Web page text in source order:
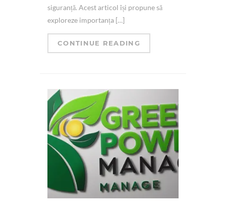
siguranță. Acest articol își propune să
exploreze importanța […]
CONTINUE READING